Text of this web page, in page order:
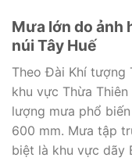
Mưa lớn do ảnh
núi Tây Huế
Theo Đài Khí tượng
khu vực Thừa
lượng mưa phổ
600 mm. Mưa tập
biệt là khu vực dãy